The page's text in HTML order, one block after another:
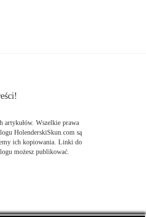
artykułów. Wszelkie prawa
HolenderskiSkun.com są
ich kopiowania. Linki do
możesz publikować.